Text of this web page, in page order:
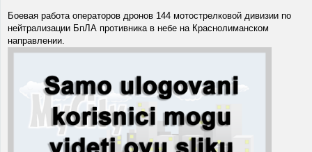
Боевая работа операторов дронов 144 мотострелковой дивизии по
нейтрализации БпЛА противника в небе на Краснолиманском
направлении.